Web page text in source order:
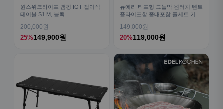
원스위크라이프 캠핑 IGT 접이식
테이블 S1 M, 블랙
200,000원
25%149,900원
뉴에라 타프형 그늘막 원터치 텐트
플라이포함 폴대포함 풀세트 기본
149,000원
20%119,000원